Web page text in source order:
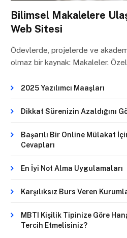
Bilimsel Makalelere
Web Sitesi
Ödevlerde, projelerde ve
olmaz bir kaynak: Makaleler.
2025 Yazılımcı Maaşları
Dikkat Sürenizin Azaldığını
Başarılı Bir Online Mülakat
Cevapları
En İyi Not Alma Uygulamaları
Karşılıksız Burs Veren
MBTI Kişilik Tipinize Göre
Tercih Etmelisiniz?